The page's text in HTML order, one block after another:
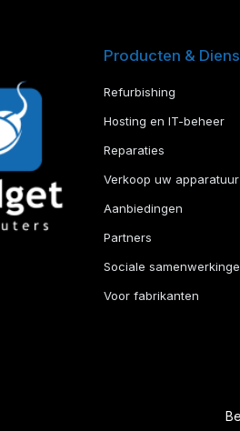
Producten &
Refurbishing
Hosting en IT-beheer
Reparaties
Verkoop uw apparatuur
Aanbiedingen
Partners
Sociale
Voor fabrikanten